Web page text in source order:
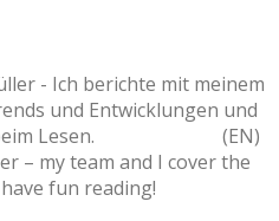
- Ich berichte mit meinem
und Entwicklungen und
beim Lesen. (EN)
– my team and I cover the
have fun reading!